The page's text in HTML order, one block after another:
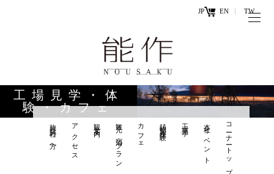
JP EN TW
ー
ワ
ー
ド
オンラ
インシ
能作の歴史
と技
商品情報
直営店
工場見学・体
験・カフェ
コーナートップ
本社イベント
工場見学
鋳物製作体験
カフェ
観光×宿泊プラン
観光案内
アクセス
旅行会社の方へ